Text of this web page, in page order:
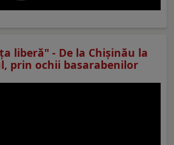
liberă" - De la Chișinău la
prin ochii basarabenilor